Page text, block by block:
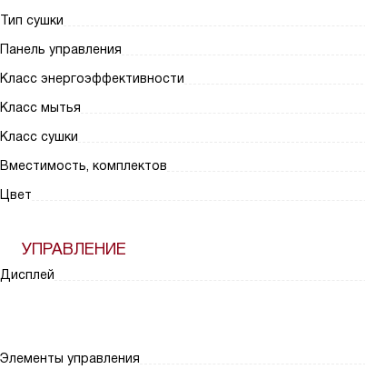
Тип сушки
Панель управления
Класс энергоэффективности
Класс мытья
Класс сушки
Вместимость, комплектов
Цвет
УПРАВЛЕНИЕ
Дисплей
Элементы управления